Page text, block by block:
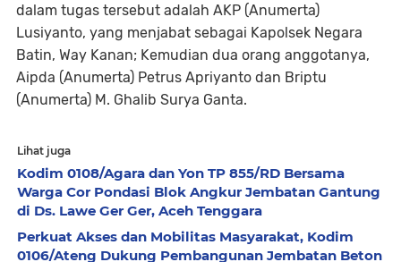
dalam tugas tersebut adalah AKP (Anumerta)
Lusiyanto, yang menjabat sebagai Kapolsek Negara
Batin, Way Kanan; Kemudian dua orang anggotanya,
Aipda (Anumerta) Petrus Apriyanto dan Briptu
(Anumerta) M. Ghalib Surya Ganta.
Lihat juga
Kodim 0108/Agara dan Yon TP 855/RD Bersama
Warga Cor Pondasi Blok Angkur Jembatan Gantung
di Ds. Lawe Ger Ger, Aceh Tenggara
Perkuat Akses dan Mobilitas Masyarakat, Kodim
0106/Ateng Dukung Pembangunan Jembatan Beton